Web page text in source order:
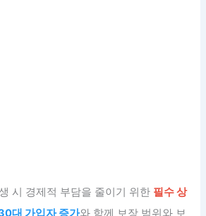
시 경제적 부담을 줄이기 위한 필수 상
대 가입자 증가와 함께 보장 범위와 보